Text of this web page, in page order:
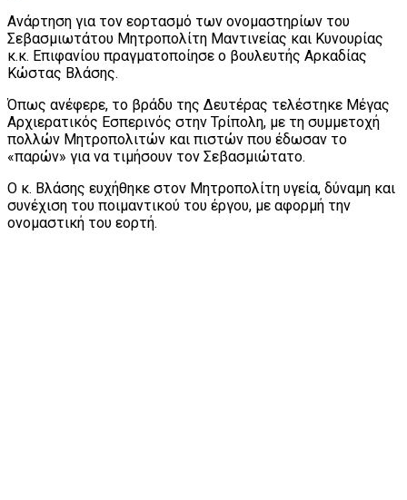
Ανάρτηση για τον εορτασμό των ονομαστηρίων του
Σεβασμιωτάτου Μητροπολίτη Μαντινείας και Κυνουρίας
κ.κ. Επιφανίου πραγματοποίησε ο βουλευτής Αρκαδίας
Κώστας Βλάσης.
Όπως ανέφερε, το βράδυ της Δευτέρας τελέστηκε Μέγας
Αρχιερατικός Εσπερινός στην Τρίπολη, με τη συμμετοχή
πολλών Μητροπολιτών και πιστών που έδωσαν το
«παρών» για να τιμήσουν τον Σεβασμιώτατο.
Ο κ. Βλάσης ευχήθηκε στον Μητροπολίτη υγεία, δύναμη και
συνέχιση του ποιμαντικού του έργου, με αφορμή την
ονομαστική του εορτή.